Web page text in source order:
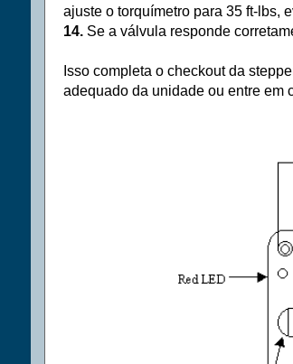
ajuste o torquímetro para 35 ft-lbs,
14. Se a válvula responde
Isso completa o checkout da
adequado da unidade ou entre em